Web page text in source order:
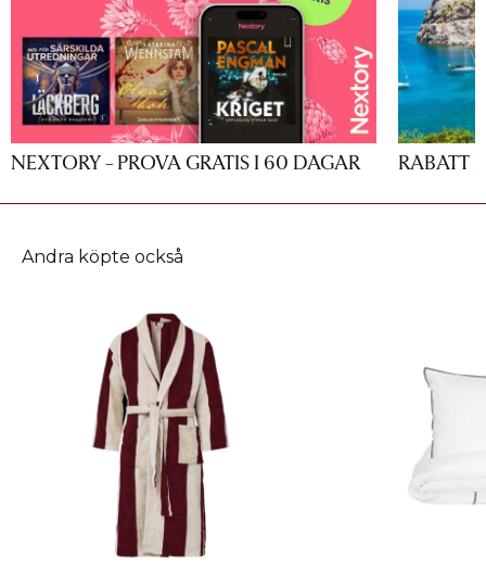
NEXTORY - PROVA GRATIS I 60 DAGAR RABATT
Andra köpte också